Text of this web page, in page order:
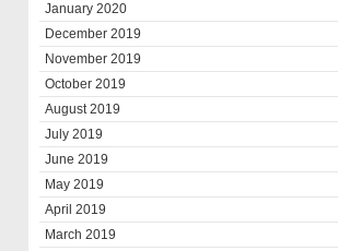
January 2020
December 2019
November 2019
October 2019
August 2019
July 2019
June 2019
May 2019
April 2019
March 2019